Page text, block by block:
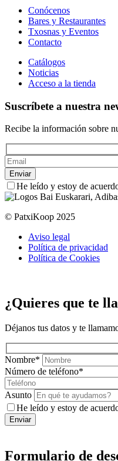
Conócenos
Bares y Restaurantes
Txosnas y Eventos
Contacto
Catálogos
Noticias
Acceso a la tienda
Suscríbete a nuestra
Recibe la información sobre
He leído y estoy de
© PatxiKoop 2025
Aviso legal
Política de privacidad
Política de Cookies
¿Quieres que te
Déjanos tus datos y te
Nombre*
Número de teléfono*
Asunto
He leído y estoy de
Formulario de